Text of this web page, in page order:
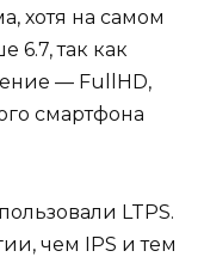
хотя на самом
6.7, так как
— FullHD,
смартфона
LTPS.
чем IPS и тем